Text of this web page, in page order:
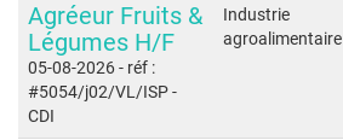
Agréeur Fruits &
Légumes H/F
05-08-2026- réf :
#5054/j02/VL/ISP-
CDI
Industrie
agroalimentaire